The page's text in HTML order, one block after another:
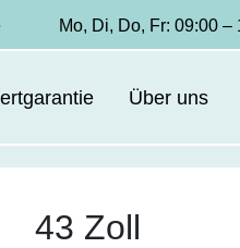
Mo, Di, Do, Fr: 09:00
Über uns
43 Zoll